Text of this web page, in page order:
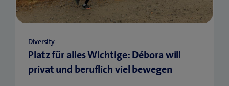
Diversity
Platz für alles Wichtige: Débora will
privat und beruflich viel bewegen